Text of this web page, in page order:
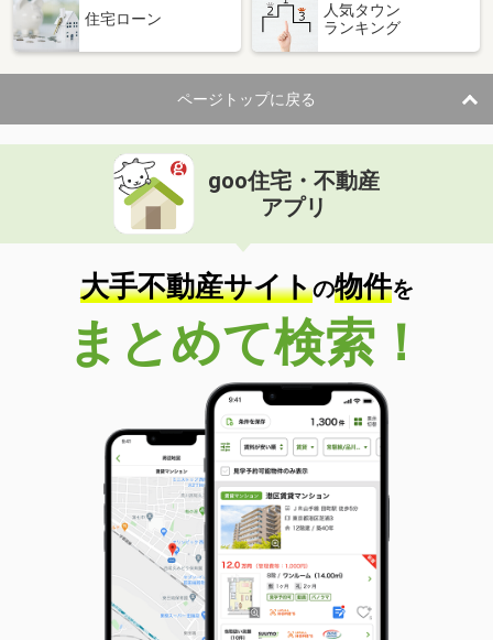
住宅ローン
人気タウン
ランキング
ページトップに戻る
goo住宅・不動産
アプリ
大手不動産サイトの物件を
まとめて検索！